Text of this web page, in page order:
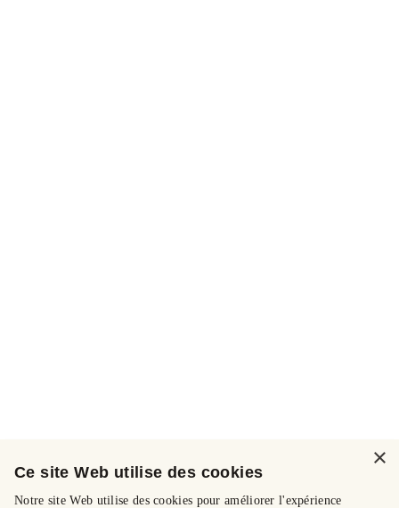
×
Ce site Web utilise des cookies
Notre site Web utilise des cookies pour améliorer l'expérience